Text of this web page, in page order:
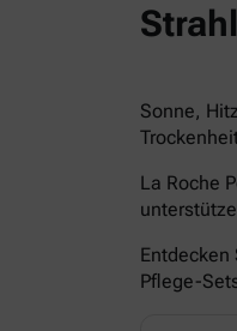
Sonne,
La Roche
Pflege-